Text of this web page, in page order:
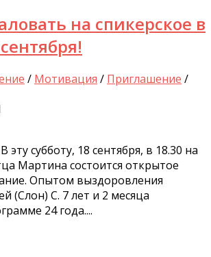
на спикерское в
/ Мотивация / Приглашение /
эту субботу, 18 сентября, в 18.30 на
Мартина состоится открытое
Опытом выздоровления
(Слон) С. 7 лет и 2 месяца
24 года....